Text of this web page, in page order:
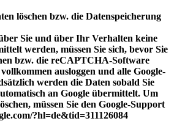
löschen bzw. die Datenspeicherung
Sie und über Ihr Verhalten keine
werden, müssen Sie sich, bevor Sie
bzw. die reCAPTCHA-Software
ausloggen und alle Google-
werden die Daten sobald Sie
an Google übermittelt. Um
müssen Sie den Google-Support
?hl=de&tid=311126084